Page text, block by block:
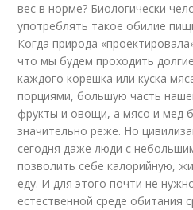
вес в норме? Биологически
употреблять такое обилие
Когда природа
что мы будем проходить
каждого корешка или куска
порциями, большую часть
фрукты и овощи, а мясо и мед
значительно реже. Но
сегодня даже люди с
позволить себе калорийную,
еду. И для этого почти не
естественной среде обитания